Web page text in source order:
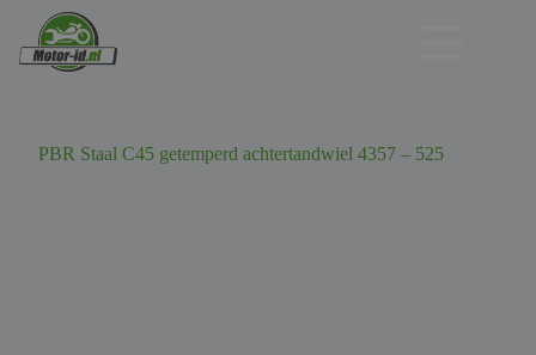
PBR Staal C45 getemperd achtertandwiel 4357 – 525